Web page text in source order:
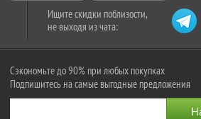
Ищите скидки поблизости,
не выходя из чата:
Сэкономьте до 90% при любых покупках
Подпишитесь на самые выгодные предложения